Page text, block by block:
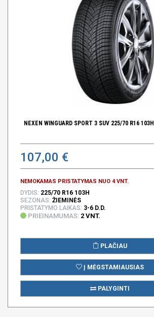
NEXEN WINGUARD SPORT 3 SUV 225/70 R16 103H
107,00 €
NEMOKAMAS PRISTATYMAS NUO 4 VNT.
DYDIS: 225/70 R16 103H
SEZONAS: ŽIEMINĖS
PRISTATYMO LAIKAS: 3-6 D.D.
PRIEINAMUMAS: 2 VNT.
PLAČIAU
Į MĖGSTAMIAUSIAS
PALYGINTI